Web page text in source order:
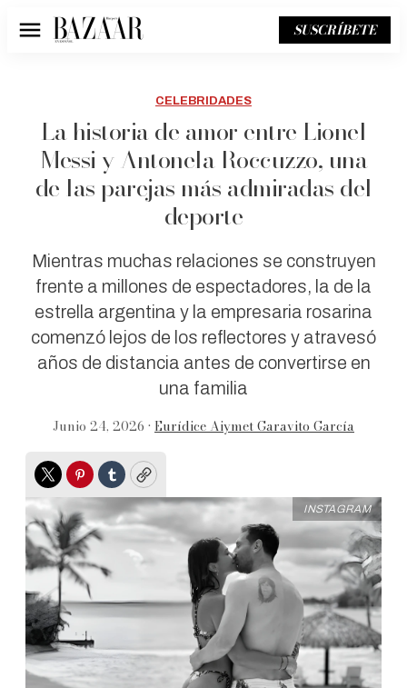
Menú SUSCRÍBETE
CELEBRIDADES
La historia de amor entre Lionel
Messi y Antonela Roccuzzo, una
de las parejas más admiradas del
deporte
Mientras muchas relaciones se construyen
frente a millones de espectadores, la de la
estrella argentina y la empresaria rosarina
comenzó lejos de los reflectores y atravesó
años de distancia antes de convertirse en
una familia
Junio 24, 2026 • Eurídice Aiymet Garavito García
TwitterPinterest
TumblrCopy
INSTAGRAM